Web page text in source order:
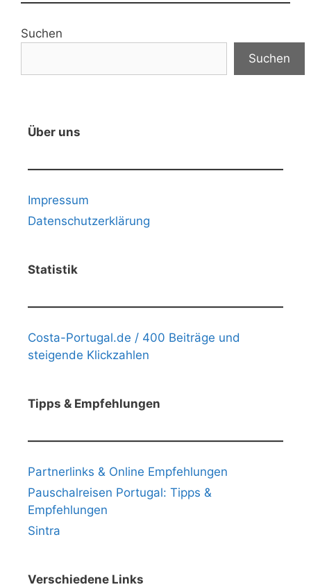
Suchen
Suchen
Über uns
Impressum
Datenschutzerklärung
Statistik
Costa-Portugal.de / 400 Beiträge und
steigende Klickzahlen
Tipps & Empfehlungen
Partnerlinks & Online Empfehlungen
Pauschalreisen Portugal: Tipps &
Empfehlungen
Sintra
Verschiedene Links